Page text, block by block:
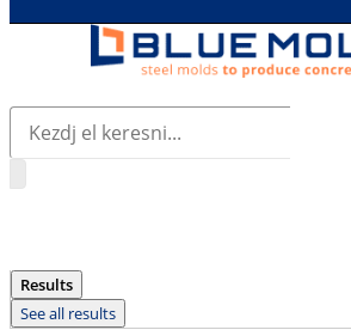
Search
Results
See all results